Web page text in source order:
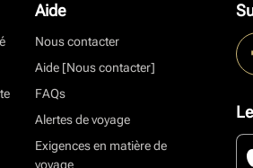
Aide
Nous contacter
Aide [Nous contacter]
FAQs
Alertes de voyage
Exigences en matière de
voyage